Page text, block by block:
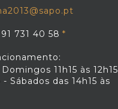
731 40 58
11h15 às 12h15
Sábados das 14h15 às